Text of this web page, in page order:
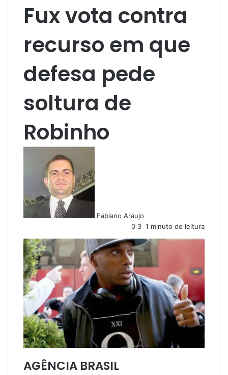
Fux vota contra
recurso em que
defesa pede
soltura de
Robinho
Fabiano Araujo
0 3 1 minuto de leitura
AGÊNCIA BRASIL